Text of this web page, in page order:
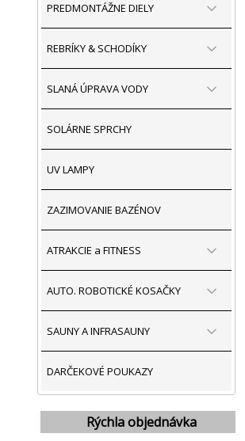
PREDMONTÁŽNE DIELY
REBRÍKY & SCHODÍKY
SLANÁ ÚPRAVA VODY
SOLÁRNE SPRCHY
UV LAMPY
ZAZIMOVANIE BAZÉNOV
ATRAKCIE a FITNESS
AUTO. ROBOTICKÉ KOSAČKY
SAUNY A INFRASAUNY
DARČEKOVÉ POUKAZY
Rýchla objednávka